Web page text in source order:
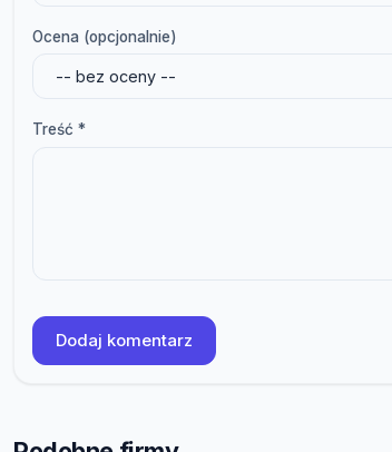
Ocena (opcjonalnie)
Treść *
Dodaj komentarz